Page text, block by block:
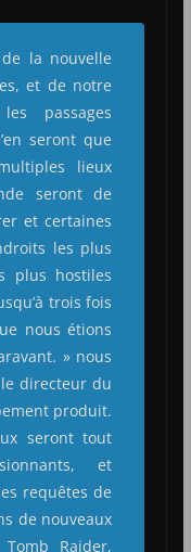
la nouvelle
et de notre
passages
seront que
lieux
seront de
et certaines
les plus
plus hostiles
trois fois
nous étions
» nous
directeur du
produit.
seront tout
et
requêtes de
de nouveaux
Raider,